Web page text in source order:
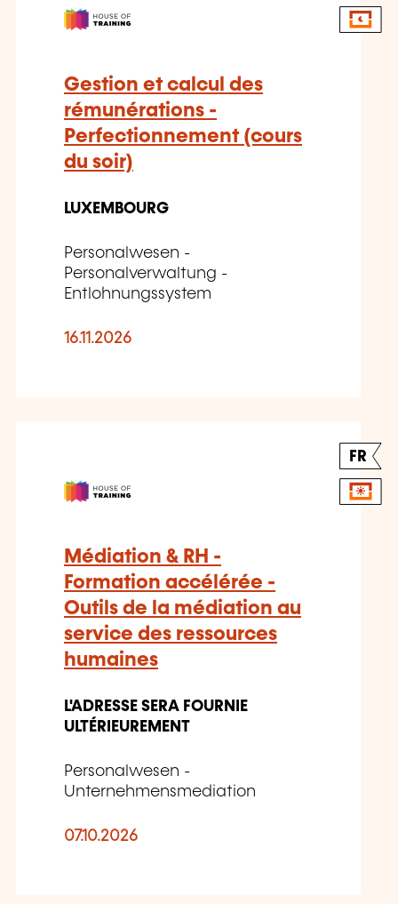
Gestion et calcul des
rémunérations -
Perfectionnement (cours
du soir)
LUXEMBOURG
Personalwesen -
Personalverwaltung -
Entlohnungssystem
16.11.2026
FR
Médiation & RH -
Formation accélérée -
Outils de la médiation au
service des ressources
humaines
L'ADRESSE SERA FOURNIE
ULTÉRIEUREMENT
Personalwesen -
Unternehmensmediation
07.10.2026